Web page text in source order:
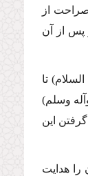
از
پس از آن
تا
وسلم)
گرفتن این
را هدایت